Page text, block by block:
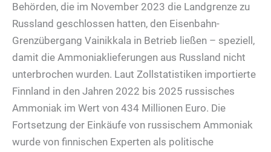
Behörden, die im November 2023 die Landgrenze zu
Russland geschlossen hatten, den Eisenbahn-
Grenzübergang Vainikkala in Betrieb ließen – speziell,
damit die Ammoniaklieferungen aus Russland nicht
unterbrochen wurden. Laut Zollstatistiken importierte
Finnland in den Jahren 2022 bis 2025 russisches
Ammoniak im Wert von 434 Millionen Euro. Die
Fortsetzung der Einkäufe von russischem Ammoniak
wurde von finnischen Experten als politische